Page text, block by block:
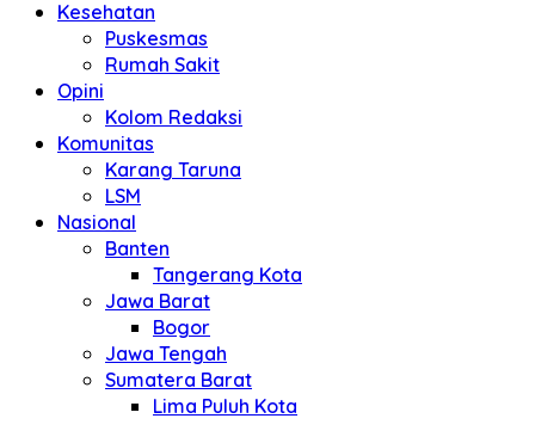
Kesehatan
Puskesmas
Rumah Sakit
Opini
Kolom Redaksi
Komunitas
Karang Taruna
LSM
Nasional
Banten
Tangerang Kota
Jawa Barat
Bogor
Jawa Tengah
Sumatera Barat
Lima Puluh Kota